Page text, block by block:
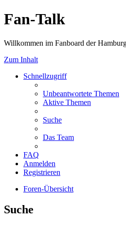
Fan-Talk
Willkommen im Fanboard der
Zum Inhalt
Schnellzugriff
Unbeantwortete Themen
Aktive Themen
Suche
Das Team
FAQ
Anmelden
Registrieren
Foren-Übersicht
Suche